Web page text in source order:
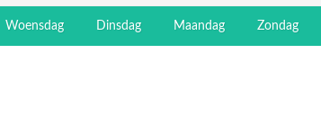
Woensdag Dinsdag Maandag Zondag